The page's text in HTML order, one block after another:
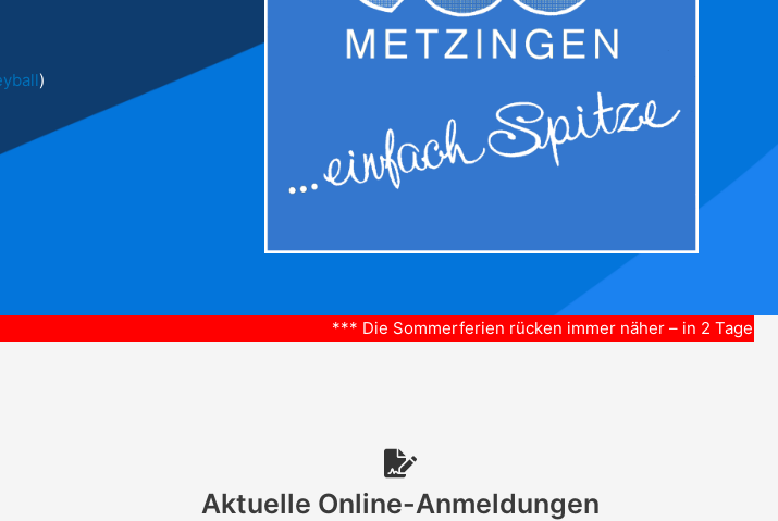
)
*** Die Sommerferien rücken immer näher – in 2 Tagen ist es soweit.
Aktuelle Online-Anmeldungen